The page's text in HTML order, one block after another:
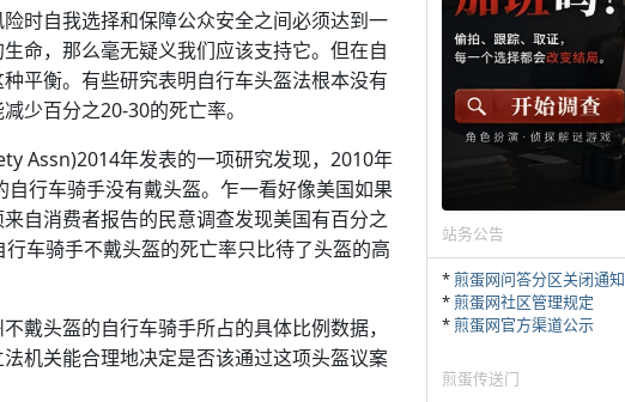
时自我选择和保障公众安全之间必须达到一
命，那么毫无疑义我们应该支持它。但在自
平衡。有些研究表明自行车头盔法根本没有
少百分之20-30的死亡率。
Assn)2014年发表的一项研究发现，2010年
行车骑手没有戴头盔。乍一看好像美国如果
自消费者报告的民意调查发现美国有百分之
车骑手不戴头盔的死亡率只比待了头盔的高
戴头盔的自行车骑手所占的具体比例数据，
机关能合理地决定是否该通过这项头盔议案
站务公告
*煎蛋网问答分区关闭通知
*煎蛋网社区管理规定
*煎蛋网官方渠道公示
煎蛋传送门